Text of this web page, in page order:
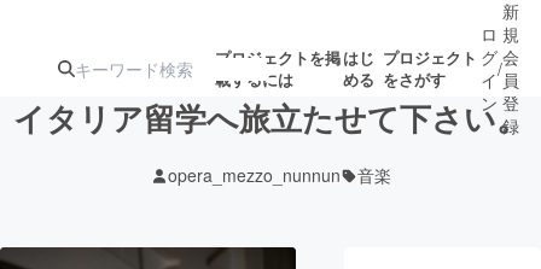
プロジェクトを掲
載するには
はじ
める
プロジェクト
をさがす
ロ
グ
イ
ン
/
新
規
会
員
登
録
イタリア留学へ旅立たせて下さい。
opera_mezzo_nunnun 音楽